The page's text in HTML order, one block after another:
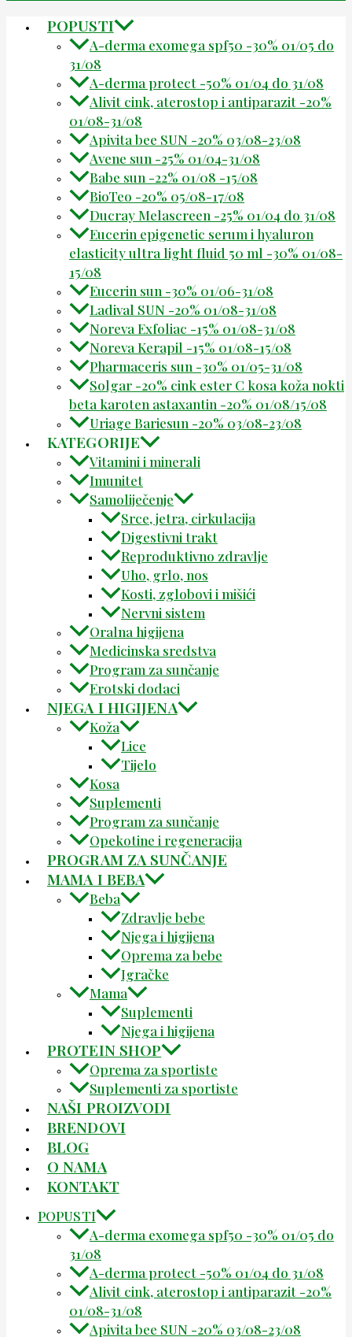
POPUSTI
A-derma exomega spf50 -30% 01/05 do
31/08
A-derma protect -50% 01/04 do 31/08
Alivit cink, aterostop i antiparazit -20%
01/08-31/08
Apivita bee SUN -20% 03/08-23/08
Avene sun -25% 01/04-31/08
Babe sun -22% 01/08 -15/08
BioTeo -20% 05/08-17/08
Ducray Melascreen -25% 01/04 do 31/08
Eucerin epigenetic serum i hyaluron
elasticity ultra light fluid 50 ml -30% 01/08-
15/08
Eucerin sun -30% 01/06-31/08
Ladival SUN -20% 01/08-31/08
Noreva Exfoliac -15% 01/08-31/08
Noreva Kerapil -15% 01/08-15/08
Pharmaceris sun -30% 01/05-31/08
Solgar -20% cink ester C kosa koža nokti
beta karoten astaxantin -20% 01/08/15/08
Uriage Bariesun -20% 03/08-23/08
KATEGORIJE
Vitamini i minerali
Imunitet
Samoliječenje
Srce, jetra, cirkulacija
Digestivni trakt
Reproduktivno zdravlje
Uho, grlo, nos
Kosti, zglobovi i mišići
Nervni sistem
Oralna higijena
Medicinska sredstva
Program za sunčanje
Erotski dodaci
NJEGA I HIGIJENA
Koža
Lice
Tijelo
Kosa
Suplementi
Program za sunčanje
Opekotine i regeneracija
PROGRAM ZA SUNČANJE
MAMA I BEBA
Beba
Zdravlje bebe
Njega i higijena
Oprema za bebe
Igračke
Mama
Suplementi
Njega i higijena
PROTEIN SHOP
Oprema za sportiste
Suplementi za sportiste
NAŠI PROIZVODI
BRENDOVI
BLOG
O NAMA
KONTAKT
POPUSTI
A-derma exomega spf50 -30% 01/05 do
31/08
A-derma protect -50% 01/04 do 31/08
Alivit cink, aterostop i antiparazit -20%
01/08-31/08
Apivita bee SUN -20% 03/08-23/08